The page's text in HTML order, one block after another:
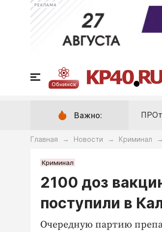
РЕКЛАМА
Обнинск
Важно:
Главная → Новости → Криминал →
Криминал
2100 доз
поступили в
Очередную партию